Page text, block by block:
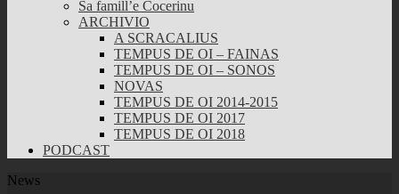
Sa famill’e Cocerinu
ARCHIVIO
A SCRACALIUS
TEMPUS DE OI – FAINAS
TEMPUS DE OI – SONOS
NOVAS
TEMPUS DE OI 2014-2015
TEMPUS DE OI 2017
TEMPUS DE OI 2018
PODCAST
News